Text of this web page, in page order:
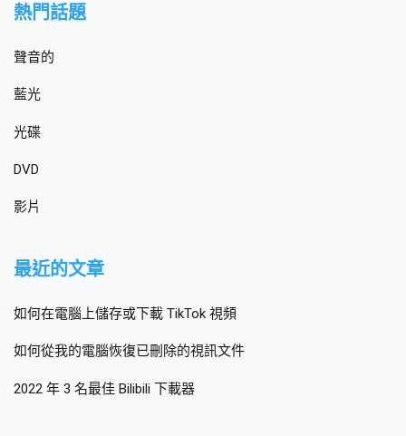
熱門話題
聲音的
藍光
光碟
DVD
影片
最近的文章
如何在電腦上儲存或下載 TikTok 視頻
如何從我的電腦恢復已刪除的視訊文件
2022 年 3 名最佳 Bilibili 下載器